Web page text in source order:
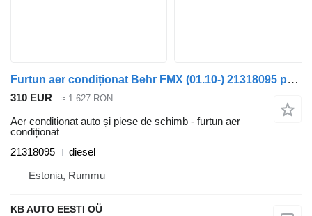
Furtun aer condiționat Behr FMX (01.10-) 21318095 pentru camion Volvo FM7-FM12, FM, FMX (1998-2014)
310 EUR ≈ 1.627 RON
Aer conditionat auto și piese de schimb - furtun aer
condiționat
21318095
diesel
Estonia, Rummu
KB AUTO EESTI OÜ